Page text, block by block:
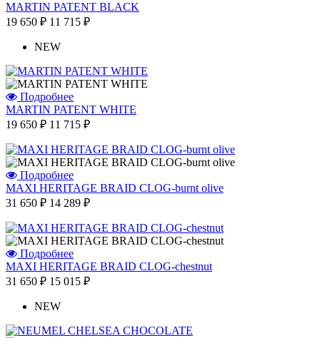
MARTIN PATENT BLACK
19 650 ₽ 11 715 ₽
NEW
Подробнее
MARTIN PATENT WHITE
19 650 ₽ 11 715 ₽
Подробнее
MAXI HERITAGE BRAID CLOG-burnt olive
31 650 ₽ 14 289 ₽
Подробнее
MAXI HERITAGE BRAID CLOG-chestnut
31 650 ₽ 15 015 ₽
NEW